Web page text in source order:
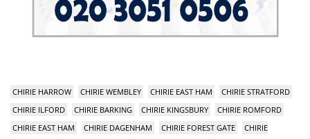
CHIRIE HARROW CHIRIE WEMBLEY CHIRIE EAST HAM
CHIRIE STRATFORD
CHIRIE ILFORD
CHIRIE BARKING CHIRIE KINGSBURY
CHIRIE ROMFORD
CHIRIE EAST HAM
CHIRIE DAGENHAM CHIRIE FOREST GATE
CHIRIE